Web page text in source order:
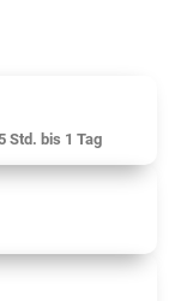
Std. bis 1 Tag